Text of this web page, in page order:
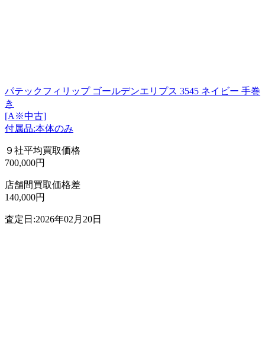
パテックフィリップ ゴールデンエリプス 3545 ネイビー 手巻
き
[A※中古]
付属品:本体のみ
９社平均買取価格
700,000円
店舗間買取価格差
140,000円
査定日:2026年02月20日